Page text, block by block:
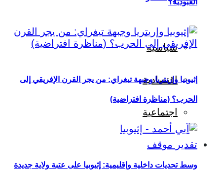
سياسية
اقتصادية
اجتماعية
تقدير موقف
العبودية؟
إثيوبيا وإريتريا وجبهة تيغراي: من يجر القرن الإفريقي إلى
الحرب؟ (مناظرة افتراضية)
وسط تحديات داخلية وإقليمية: إثيوبيا على عتبة ولاية جديدة